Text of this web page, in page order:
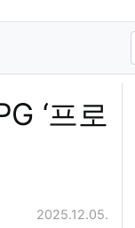
‘프로
2025.12.05.